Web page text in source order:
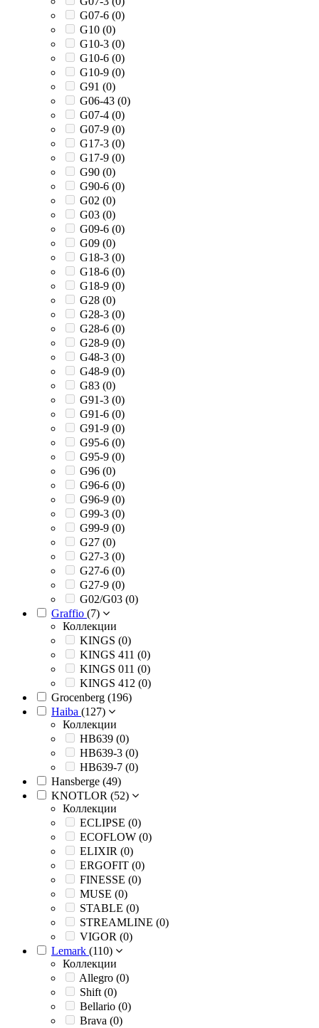
G07-6 (0)
G10 (0)
G10-3 (0)
G10-6 (0)
G10-9 (0)
G91 (0)
G06-43 (0)
G07-4 (0)
G07-9 (0)
G17-3 (0)
G17-9 (0)
G90 (0)
G90-6 (0)
G02 (0)
G03 (0)
G09-6 (0)
G09 (0)
G18-3 (0)
G18-6 (0)
G18-9 (0)
G28 (0)
G28-3 (0)
G28-6 (0)
G28-9 (0)
G48-3 (0)
G48-9 (0)
G83 (0)
G91-3 (0)
G91-6 (0)
G91-9 (0)
G95-6 (0)
G95-9 (0)
G96 (0)
G96-6 (0)
G96-9 (0)
G99-3 (0)
G99-9 (0)
G27 (0)
G27-3 (0)
G27-6 (0)
G27-9 (0)
G02/G03 (0)
Graffio (7)
Коллекции
KINGS (0)
KINGS 411 (0)
KINGS 011 (0)
KINGS 412 (0)
Grocenberg (196)
Haiba (127)
Коллекции
HB639 (0)
HB639-3 (0)
HB639-7 (0)
Hansberge (49)
KNOTLOR (52)
Коллекции
ECLIPSE (0)
ECOFLOW (0)
ELIXIR (0)
ERGOFIT (0)
FINESSE (0)
MUSE (0)
STABLE (0)
STREAMLINE (0)
VIGOR (0)
Lemark (110)
Коллекции
Allegro (0)
Shift (0)
Bellario (0)
Brava (0)